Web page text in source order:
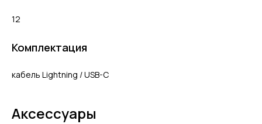
12
Комплектация
кабель Lightning / USB-C
Аксессуары